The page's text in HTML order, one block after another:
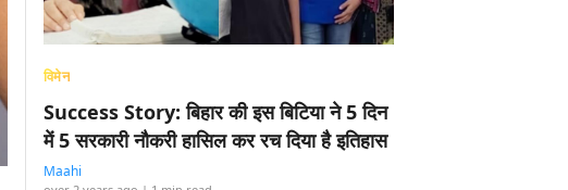
विमेन
Success Story: बिहार की इस बिटिया ने 5 दिन
में 5 सरकारी नौकरी हासिल कर रच दिया है इतिहास
Maahi